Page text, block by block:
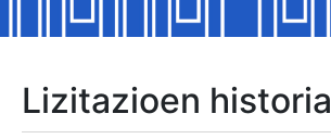
Erakutsi/Ezkutatu
Lizitazioen historia